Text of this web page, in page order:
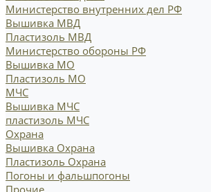
Министерство внутренних дел РФ
Вышивка МВД
Пластизоль МВД
Министерство обороны РФ
Вышивка МО
Пластизоль МО
МЧС
Вышивка МЧС
пластизоль МЧС
Охрана
Вышивка Охрана
Пластизоль Охрана
Погоны и фальшпогоны
Прочие